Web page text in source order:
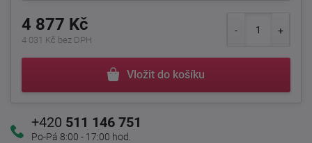
4 877 Kč
4 031 Kč bez DPH
Vložit do košíku
+420 511 146 751
Po-Pá 8:00 - 17:00 hod.